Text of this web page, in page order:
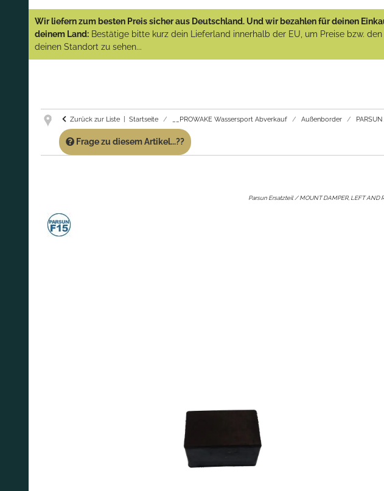
(Abverkauf)!
GARANTIE UND SERVICE:
Artikeln einfach an!
Wir liefern zum besten Preis sicher aus Deutschland. Und wir bezahlen für deinen
deinem Land: Bestätige bitte kurz dein Lieferland innerhalb der EU, um Preise bzw.
deinen Standort zu sehen...
Zurück zur Liste Startseite __PROWAKE Wassersport Abverkauf Außenborder
Frage zu diesem Artikel...??
Parsun Ersatzteil / MOUNT DAMPER, LEFT AND